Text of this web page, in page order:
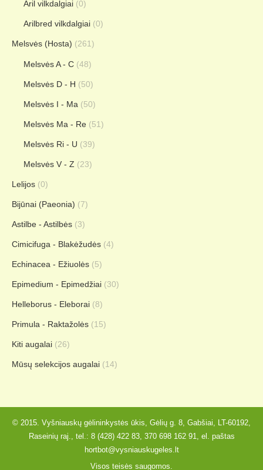
Aril vilkdalgiai (0)
Arilbred vilkdalgiai (0)
Melsvės (Hosta) (261)
Melsvės A - C (48)
Melsvės D - H (50)
Melsvės I - Ma (50)
Melsvės Ma - Re (51)
Melsvės Ri - U (39)
Melsvės V - Z (23)
Lelijos (0)
Bijūnai (Paeonia) (7)
Astilbe - Astilbės (3)
Cimicifuga - Blakėžudės (4)
Echinacea - Ežiuolės (5)
Epimedium - Epimedžiai (30)
Helleborus - Eleborai (8)
Primula - Raktažolės (15)
Kiti augalai (26)
Mūsų selekcijos augalai (14)
© 2015. Vyšniauskų gėlininkystės ūkis, Gėlių g. 8, Gabšiai, LT-60192,
Raseinių raj., tel.: 8 (428) 422 83, 370 698 162 91, el. paštas
hortbot@vysniauskugeles.lt
Visos teisės saugomos.